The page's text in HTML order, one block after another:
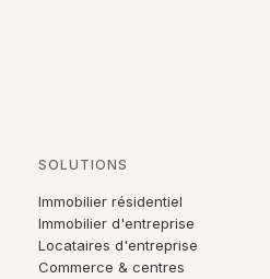
SOLUTIONS
Immobilier résidentiel
Immobilier d'entreprise
Locataires d'entreprise
Commerce & centres